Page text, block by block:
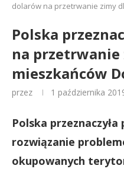
dolarów na przetrwanie zimy
Polska
na przetrwanie
mieszkańców
przez 1 października
Polska
rozwiązanie
okupowanych